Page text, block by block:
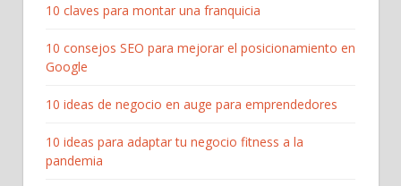
10 claves para montar una franquicia
10 consejos SEO para mejorar el posicionamiento en
Google
10 ideas de negocio en auge para emprendedores
10 ideas para adaptar tu negocio fitness a la
pandemia